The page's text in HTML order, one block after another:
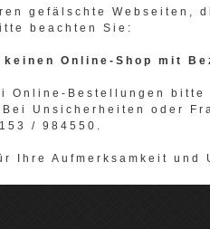
gefälschte Webseiten,
beachten Sie:
Online-Shop mit
Online-Bestellungen
Unsicherheiten oder
/ 984550.
Ihre Aufmerksamkeit und